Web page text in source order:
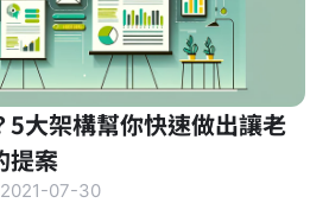
5大架構幫你快速做出讓老
提案
2021-07-30